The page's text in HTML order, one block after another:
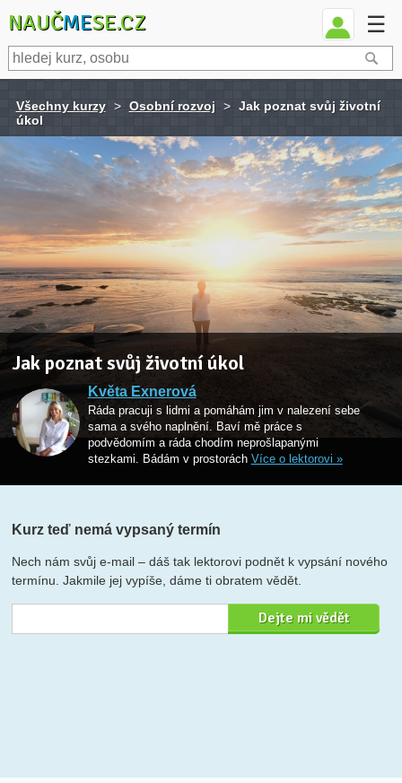
NAUČMESE.CZ ☰
Všechny kurzy > Osobní rozvoj > Jak poznat svůj životní
úkol
Jak poznat svůj životní úkol
Květa Exnerová
Ráda pracuji s lidmi a pomáhám jim v nalezení sebe
sama a svého naplnění. Baví mě práce s
podvědomím a ráda chodím neprošlapanými
stezkami. Bádám v prostorách Více o lektorovi »
Kurz teď nemá vypsaný termín
Nech nám svůj e-mail – dáš tak lektorovi podnět k vypsání nového
termínu. Jakmile jej vypíše, dáme ti obratem vědět.